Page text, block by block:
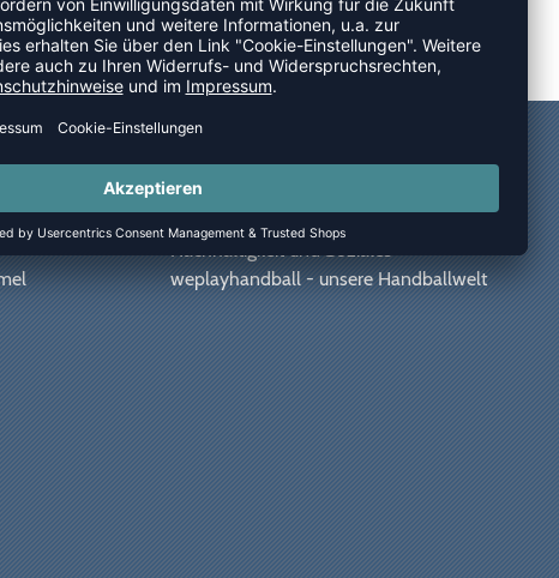
GELD-ZURÜCK-GARANTIE
Jobangebote
weplayhandball - unsere Handballwelt